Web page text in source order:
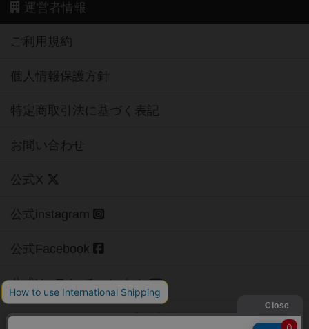
運営者情報
ご利用規約
個人情報保護方針
特定商取引法に基づく表記
お問い合わせ
公式X
公式instagram
公式Facebook
公式YouTubeチャンネル
Copyright (c)